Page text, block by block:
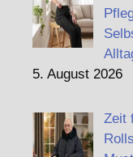
5. August 2026
Zeit